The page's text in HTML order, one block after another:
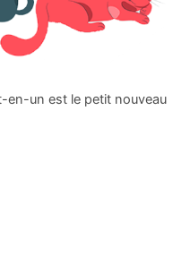
en-un est le petit nouveau